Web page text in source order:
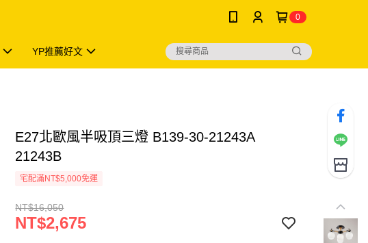
0
YP推薦好文
E27北歐風半吸頂三燈 B139-30-21243A
21243B
宅配滿NT$5,000免運
NT$16,050
NT$2,675